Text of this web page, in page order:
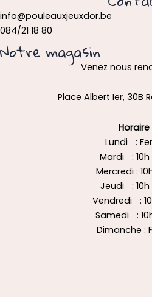
info@pouleauxjeuxdor.be
084/21 18 80
Notre magasin
Venez nous
Place Albert Ier, 30B
Horaire
Lundi :
Mardi : 10h
Mercredi :
Jeudi : 10h
Vendredi :
Samedi :
Dimanche :